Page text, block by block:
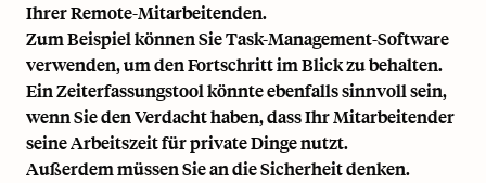
Ihrer Remote-Mitarbeitenden.
Zum Beispiel können SieTask-Management-Software
verwenden, um den Fortschritt im Blick zu behalten.
Ein Zeiterfassungstool könnte ebenfalls sinnvoll sein,
wenn Sie den Verdacht haben, dass Ihr Mitarbeitender
seine Arbeitszeit für private Dinge nutzt.
Außerdem müssen Sie an die Sicherheit denken.